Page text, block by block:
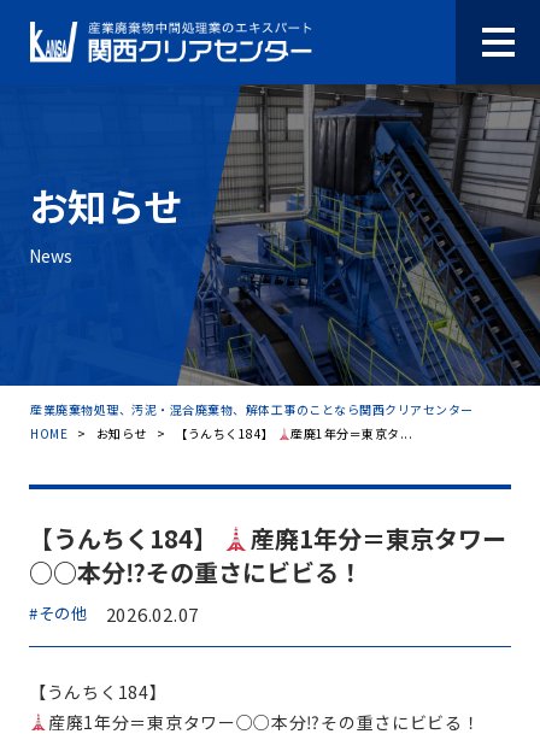
お知らせ
News
産業廃棄物処理、汚泥・混合廃棄物、解体工事のことなら関西クリアセンター
HOME > お知らせ > 【うんちく184】 産廃1年分＝東京タ...
【うんちく184】
産廃1年分＝東京タワー
○○本分⁉その重さにビビる！
#その他 2026.02.07
【うんちく184】
産廃1年分＝東京タワー○○本分⁉その重さにビビる！